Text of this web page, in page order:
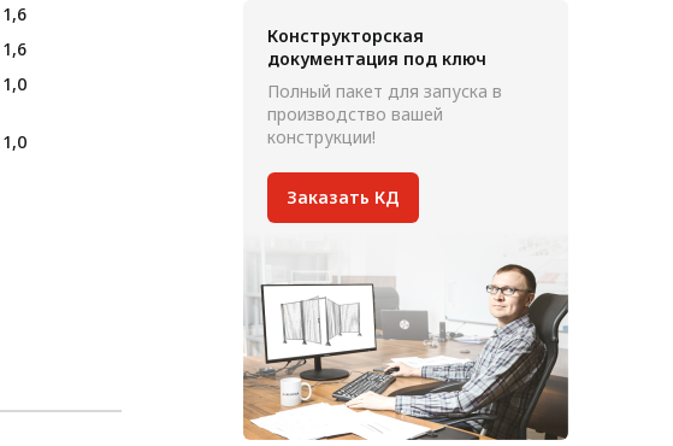
1,6
1,6
1,0
1,0
Конструкторская
документация под ключ
Полный пакет для запуска в
производство вашей
конструкции!
Заказать КД